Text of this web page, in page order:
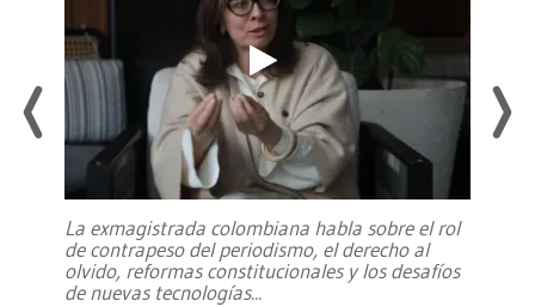
La exmagistrada colombiana habla sobre el rol
de contrapeso del periodismo, el derecho al
olvido, reformas constitucionales y los desafíos
de nuevas tecnologías...